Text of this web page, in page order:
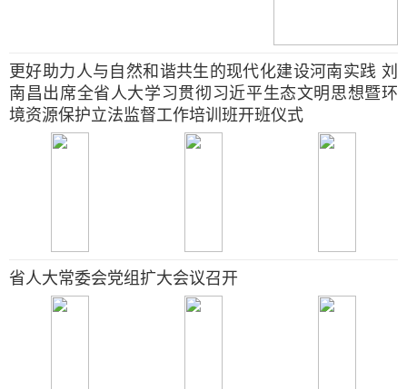
更好助力人与自然和谐共生的现代化建设河南实践 刘
南昌出席全省人大学习贯彻习近平生态文明思想暨环
境资源保护立法监督工作培训班开班仪式
省人大常委会党组扩大会议召开